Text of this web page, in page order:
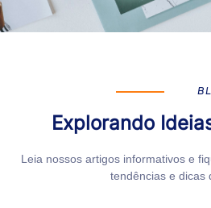
Explorando
Leia nossos artigos informativos e
tendências e dicas